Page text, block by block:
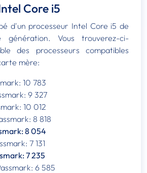
Core i5
d'un processeur Intel Core i5 de
Vous trouverez-ci-
des processeurs compatibles
mère:
10 783
9 327
10 012
8 818
8 054
7 131
7 235
6 585